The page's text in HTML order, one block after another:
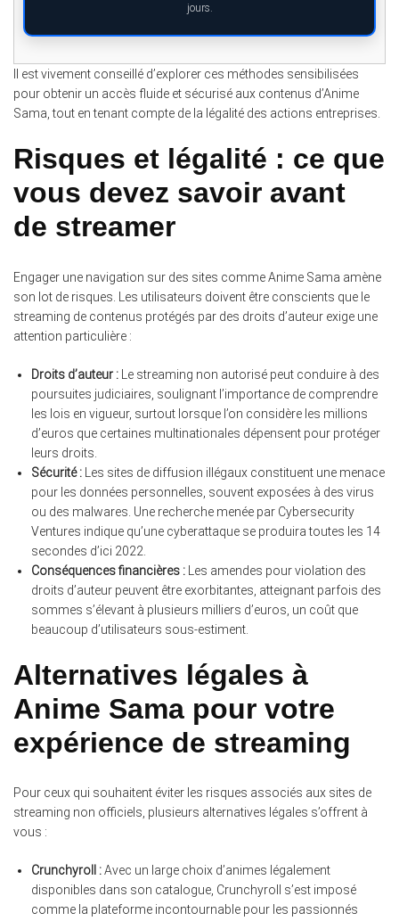
jours.
Il est vivement conseillé d’explorer ces méthodes sensibilisées
pour obtenir un accès fluide et sécurisé aux contenus d’Anime
Sama, tout en tenant compte de la légalité des actions entreprises.
Risques et légalité : ce que
vous devez savoir avant
de streamer
Engager une navigation sur des sites comme Anime Sama amène
son lot de risques. Les utilisateurs doivent être conscients que le
streaming de contenus protégés par des droits d’auteur exige une
attention particulière :
Droits d’auteur : Le streaming non autorisé peut conduire à des
poursuites judiciaires, soulignant l’importance de comprendre
les lois en vigueur, surtout lorsque l’on considère les millions
d’euros que certaines multinationales dépensent pour protéger
leurs droits.
Sécurité : Les sites de diffusion illégaux constituent une menace
pour les données personnelles, souvent exposées à des virus
ou des malwares. Une recherche menée par Cybersecurity
Ventures indique qu’une cyberattaque se produira toutes les 14
secondes d’ici 2022.
Conséquences financières : Les amendes pour violation des
droits d’auteur peuvent être exorbitantes, atteignant parfois des
sommes s’élevant à plusieurs milliers d’euros, un coût que
beaucoup d’utilisateurs sous-estiment.
Alternatives légales à
Anime Sama pour votre
expérience de streaming
Pour ceux qui souhaitent éviter les risques associés aux sites de
streaming non officiels, plusieurs alternatives légales s’offrent à
vous :
Crunchyroll :Avec un large choix d’animes légalement
disponibles dans son catalogue, Crunchyroll s’est imposé
comme la plateforme incontournable pour les passionnés